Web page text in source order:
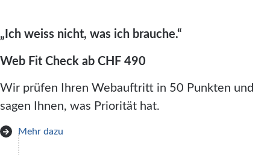
„Ich weiss nicht, was ich brauche.“
Web Fit Check ab CHF 490
Wir prüfen Ihren Webauftritt in 50 Punkten und
sagen Ihnen, was Priorität hat.
Mehr dazu